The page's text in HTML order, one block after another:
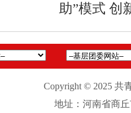
助”模式 创
Copyright © 2025 共
地址：河南省商